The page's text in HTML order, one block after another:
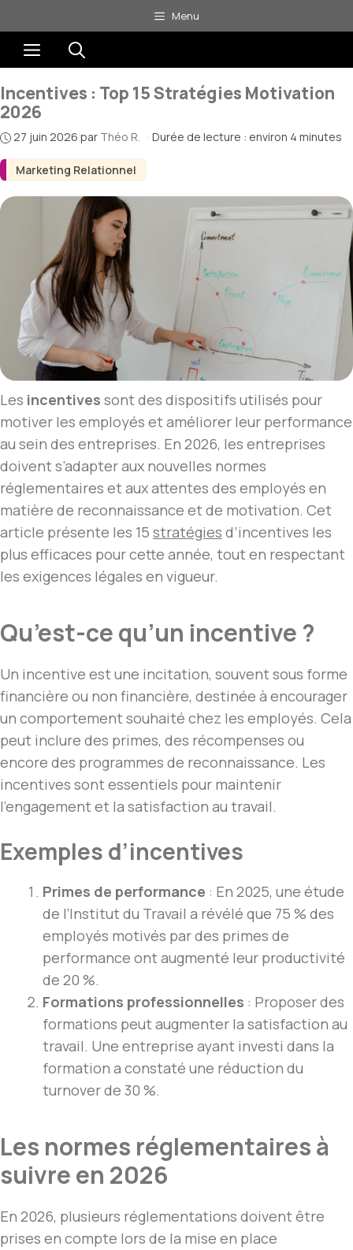
au
contenu
Menu
Menu
Marketing Relationnel
Incentives : Top 15 Stratégies Motivation
2026
27 juin 2026 par Théo R. · Durée de lecture : environ 4 minutes
Les incentives sont des dispositifs utilisés pour
motiver les employés et améliorer leur performance
au sein des entreprises. En 2026, les entreprises
doivent s’adapter aux nouvelles normes
réglementaires et aux attentes des employés en
matière de reconnaissance et de motivation. Cet
article présente les 15 stratégies d’incentives les
plus efficaces pour cette année, tout en respectant
les exigences légales en vigueur.
Qu’est-ce qu’un incentive ?
Un incentive est une incitation, souvent sous forme
financière ou non financière, destinée à encourager
un comportement souhaité chez les employés. Cela
peut inclure des primes, des récompenses ou
encore des programmes de reconnaissance. Les
incentives sont essentiels pour maintenir
l’engagement et la satisfaction au travail.
Exemples d’incentives
Primes de performance : En 2025, une étude
de l’Institut du Travail a révélé que 75 % des
employés motivés par des primes de
performance ont augmenté leur productivité
de 20 %.
Formations professionnelles : Proposer des
formations peut augmenter la satisfaction au
travail. Une entreprise ayant investi dans la
formation a constaté une réduction du
turnover de 30 %.
Les normes réglementaires à
suivre en 2026
En 2026, plusieurs réglementations doivent être
prises en compte lors de la mise en place